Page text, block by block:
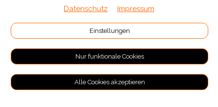
Verpackung & Versand
RECHTLICHES
Allgemeine Geschäftsbedingungen
Datenschutz Impressum
Einstellungen
Nur funktionale Cookies
Alle Cookies akzeptieren